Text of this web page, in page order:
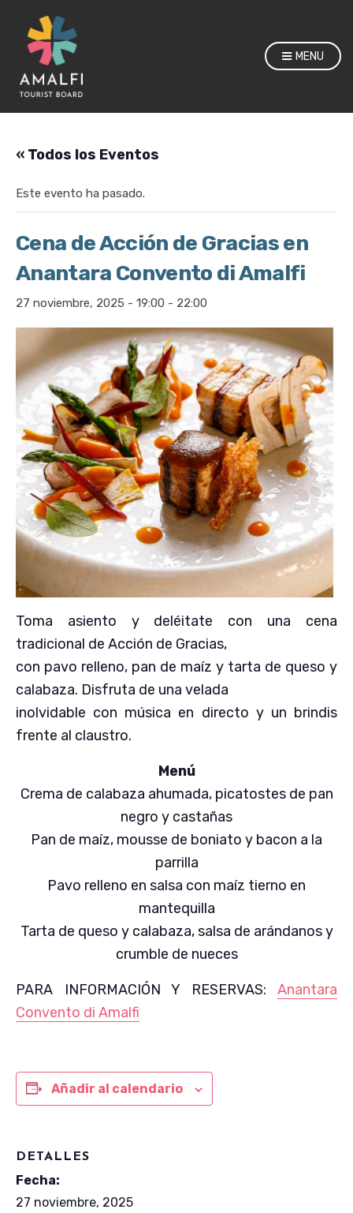
MENU
« Todos los Eventos
Este evento ha pasado.
Cena de Acción de Gracias en
Anantara Convento di Amalfi
27 noviembre, 2025 - 19:00 - 22:00
Toma asiento y deléitate con una cena
tradicional de Acción de Gracias,
con pavo relleno, pan de maíz y tarta de queso y
calabaza. Disfruta de una velada
inolvidable con música en directo y un brindis
frente al claustro.
Menú
Crema de calabaza ahumada, picatostes de pan
negro y castañas
Pan de maíz, mousse de boniato y bacon a la
parrilla
Pavo relleno en salsa con maíz tierno en
mantequilla
Tarta de queso y calabaza, salsa de arándanos y
crumble de nueces
PARA INFORMACIÓN Y RESERVAS: Anantara
Convento di Amalfi
Añadir al calendario
DETALLES
Fecha:
27 noviembre, 2025